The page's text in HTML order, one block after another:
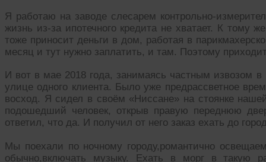
Я работаю на заводе слесарем контрольно-
жизнь из-за ипотечного кредита не хватает. К тому
тоже приносит деньги в дом, работая в
месяц и тут нужно заплатить, и там. Поэтому
И вот в мае 2018 года, занимаясь частным извозом
улице одного клиента. Было уже предрассветное
восход. Я сидел в своём «Ниссане» на стоянке
подошедший человек, открыв правую переднюю
ответил, что да. И получил от него заказ ехать до
Мы поехали по ночному городу,романтично
обычно,включать музыку. Ехать в морг в такую